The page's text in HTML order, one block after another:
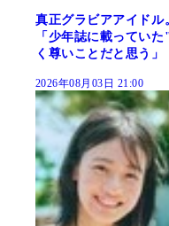
真正グラビアアイド
「少年誌に載ってい
く尊いことだと思う」
2026年08月03日 21:00